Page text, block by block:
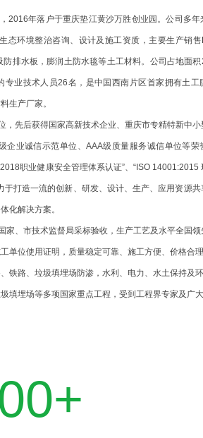
2016年落户于重庆垫江黄沙万胜创业园 。公司多年
态环境整治咨询、设计及施工资质，主要生产销售
排水板，膨润土防水毯等土工材料。公司占地面
业技术人员26名，是中国西南片区首家拥有土工
生产厂家。
，先后获得国家高新技术企业、重庆市专精特新中
企业诚信示范单位、AAA级质量服务诚信单位等荣
职业健康安全管理体系认证”、“ISO 14001:2015
打造一流的创新、研发、设计、生产、应用资源共
化解决方案。
家、市技术监督局采标验收，生产工艺及水平全国领
单位使用证明，质量稳定可靠、施工方便、价格合
铁路、垃圾填埋场防渗，水利、电力、水土保持及
填埋场等多项国家重点工程，受到工程界专家及广